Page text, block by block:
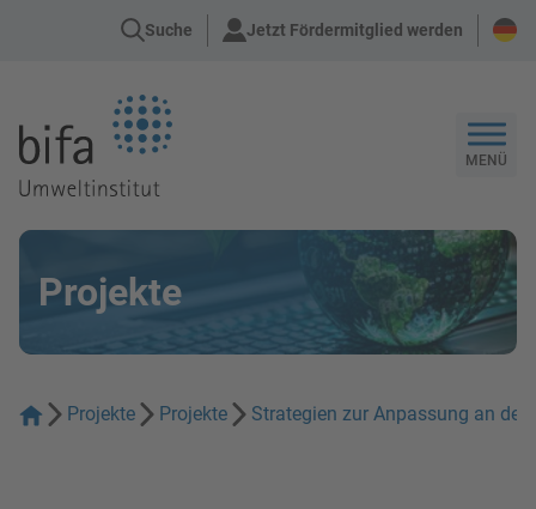
Suche Jetzt Fördermitglied werden
MENÜ
Projekte
Projekte Projekte Strategien zur Anpassung an